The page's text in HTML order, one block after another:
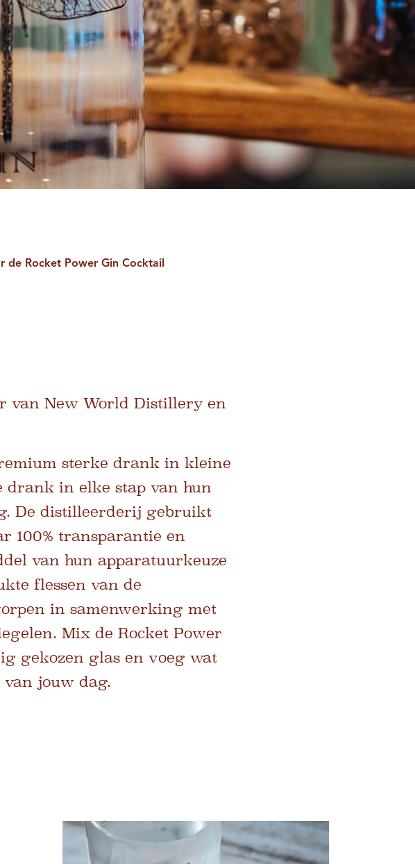
de Rocket Power Gin Cocktail
van New World Distillery en
sterke drank in kleine
drank in elke stap van hun
De distilleerderij gebruikt
100% transparantie en
van hun apparatuurkeuze
flessen van de
in samenwerking met
Mix de Rocket Power
gekozen glas en voeg wat
jouw dag.